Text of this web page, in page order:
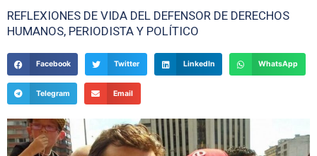
REFLEXIONES DE VIDA DEL DEFENSOR DE DERECHOS
HUMANOS, PERIODISTA Y POLÍTICO
Facebook Twitter LinkedIn WhatsApp
Telegram Email